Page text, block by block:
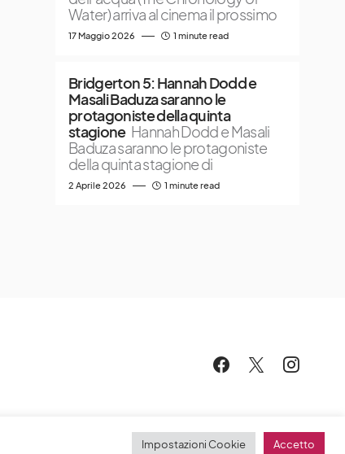
Water) arriva al cinema il prossimo
17 Maggio 2026 1 minute read
Bridgerton 5: Hannah Dodd e
Masali Baduza saranno le
protagoniste della quinta
stagione Hannah Dodd e Masali
Baduza saranno le protagoniste
della quinta stagione di
2 Aprile 2026 1 minute read
Impostazioni Cookie Accetto